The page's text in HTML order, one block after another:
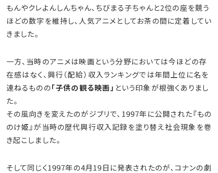
もんやクレよんしんちゃん、ちびまる子ちゃんと2位の座を競う
ほどの数字を維持し、人気アニメとしてお茶の間に定着してい
きました。
一方、当時のアニメは映画という分野においては今ほどの存
在感はなく、興行（配給）収入ランキングでは年間上位に名を
連ねるものの「子供の観る映画」 という印象が根強くありまし
た。
その風向きを変えたのがジブリで、1997年に公開された『もの
のけ姫』が当時の歴代興行収入記録を塗り替え社会現象を巻
き起こしました。
そして同じく1997年の4月19日に発表されたのが、コナンの劇